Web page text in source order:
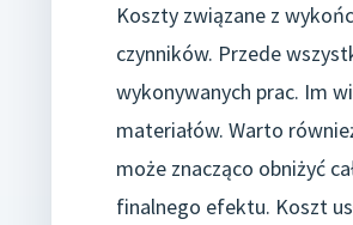
Koszty związane z
czynników. Przede
wykonywanych prac. Im
materiałów. Warto
może znacząco obniżyć
finalnego efektu. Koszt